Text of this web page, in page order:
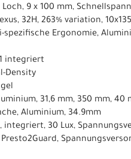
Loch, 9 x 100 mm,
32H, 263% variation,
spezifische Ergonomie,
integriert
Density
31,6 mm, 350 mm, 40
Aluminium, 34.9mm
integriert, 30 Lux,